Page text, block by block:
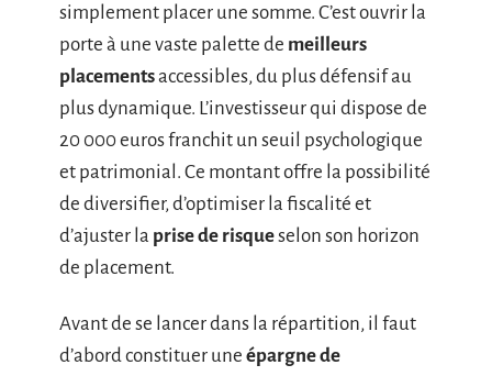
simplement placer une somme. C’est ouvrir la
porte à une vaste palette de meilleurs
placementsaccessibles, du plus défensif au
plus dynamique. L’investisseur qui dispose de
20 000 euros franchit un seuil psychologique
et patrimonial. Ce montant offre la possibilité
de diversifier, d’optimiser la fiscalité et
d’ajuster la prise de risqueselon son horizon
de placement.
Avant de se lancer dans la répartition, il faut
d’abord constituer une épargne de